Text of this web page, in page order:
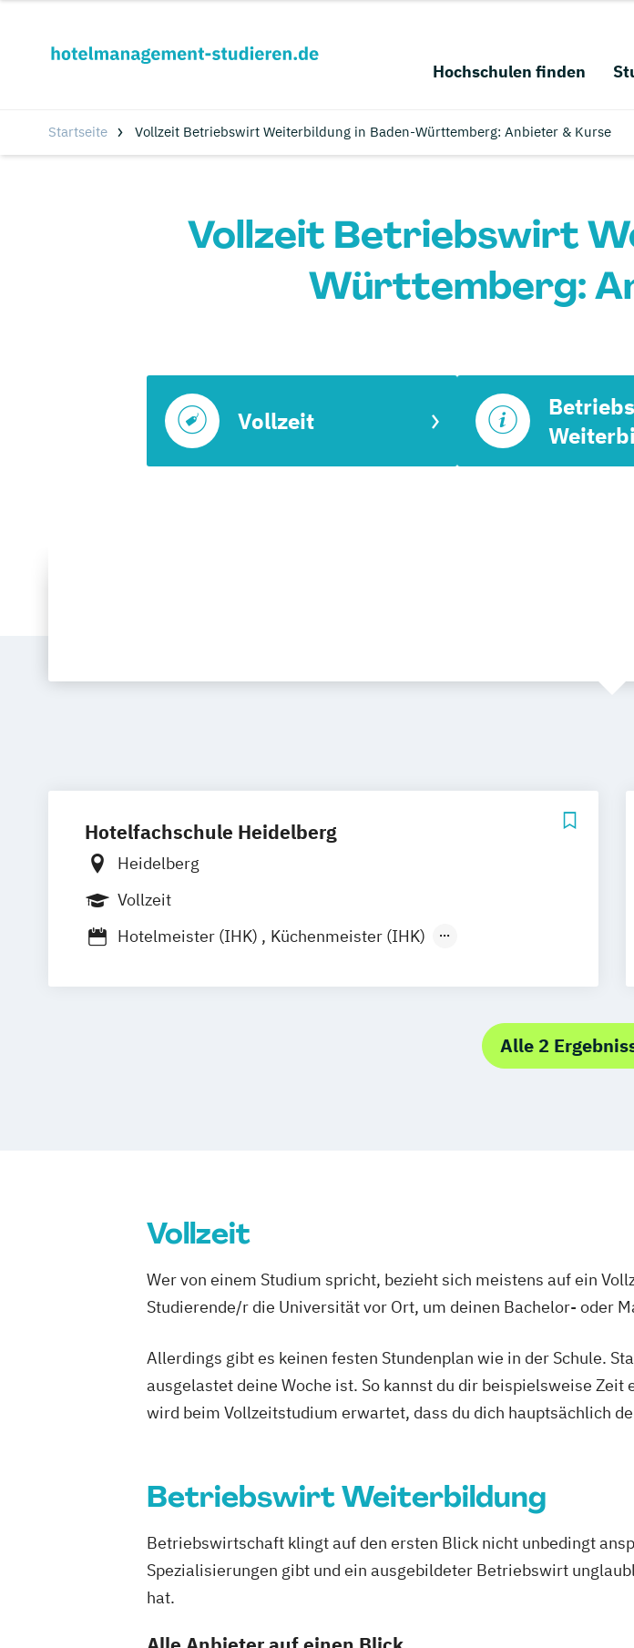
Hochschulen finden
Startseite Vollzeit Betriebswirt Weiterbildung in Baden-Württemberg: Anbieter & Kurse
Vollzeit Betriebswirt
Württemberg:
Vollzeit
Hotelfachschule Heidelberg
Heidelberg
Vollzeit
Hotelmeister (IHK)
Küchenmeister (IHK)
Staatlich geprüfte/r Betriebswirt/in
Alle 2
Vollzeit
Wer von einem Studium spricht, bezieht sich meistens auf ein
Studierende/r die Universität vor Ort, um deinen Bachelor- oder
Allerdings gibt es keinen festen Stundenplan wie in der Schule.
ausgelastet deine Woche ist. So kannst du dir beispielsweise
wird beim Vollzeitstudium erwartet, dass du dich hauptsächlich
Betriebswirt Weiterbildung
Betriebswirtschaft klingt auf den ersten Blick nicht unbedingt
Spezialisierungen gibt und ein ausgebildeter Betriebswirt
hat.